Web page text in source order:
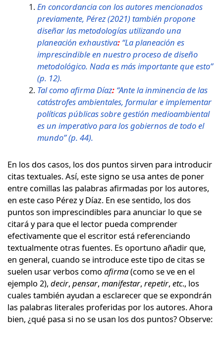
En concordancia con los autores mencionados
previamente, Pérez (2021) también propone
diseñar las metodologías utilizando una
planeación exhaustiva: “La planeación es
imprescindible en nuestro proceso de diseño
metodológico. Nada es más importante que esto”
(p. 12).
Tal como afirma Díaz: “Ante la inminencia de las
catástrofes ambientales, formular e implementar
políticas públicas sobre gestión medioambiental
es un imperativo para los gobiernos de todo el
mundo” (p. 44).
En los dos casos, los dos puntos sirven para introducir
citas textuales. Así, este signo se usa antes de poner
entre comillas las palabras afirmadas por los autores,
en este caso Pérez y Díaz. En ese sentido, los dos
puntos son imprescindibles para anunciar lo que se
citará y para que el lector pueda comprender
efectivamente que el escritor está referenciando
textualmente otras fuentes. Es oportuno añadir que,
en general, cuando se introduce este tipo de citas se
suelen usar verbos como afirma(como se ve en el
ejemplo 2), decir, pensar, manifestar, repetir, etc., los
cuales también ayudan a esclarecer que se expondrán
las palabras literales proferidas por los autores. Ahora
bien, ¿qué pasa si no se usan los dos puntos? Observe: